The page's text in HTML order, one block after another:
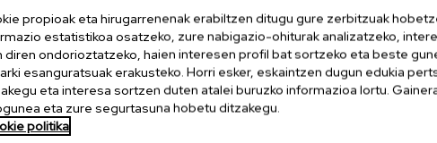
arloari “ikuspegi integraletik” begiratu zaiola
dituela martxan dagoen prozesuak.
propioak eta hirugarrenenak erabiltzen ditugu gure zerbitzuak
estatistikoa osatzeko, zure nabigazio-ohiturak analizatzeko,
diren ondorioztatzeko, haien interesen profil bat sortzeko eta beste
esanguratsuak erakusteko. Horri esker, eskaintzen dugun edukia
eta interesa sortzen duten atalei buruzko informazioa lortu.
eta zure segurtasuna hobetu ditzakegu.
politika